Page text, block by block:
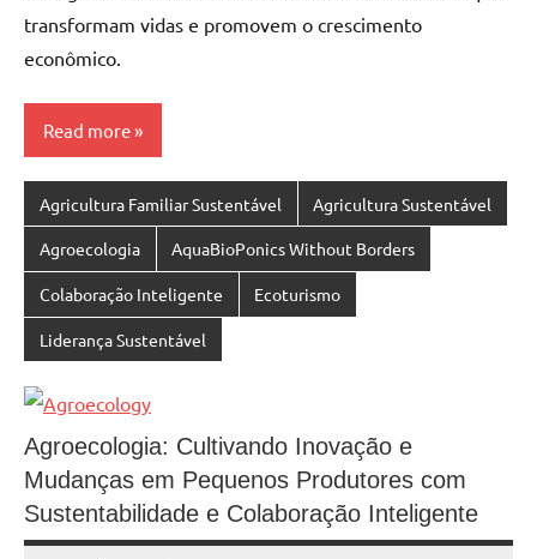
transformam vidas e promovem o crescimento
econômico.
Read more
Agricultura Familiar Sustentável Agricultura Sustentável
Agroecologia AquaBioPonics Without Borders
Colaboração Inteligente Ecoturismo
Liderança Sustentável
Agroecologia: Cultivando Inovação e
Mudanças em Pequenos Produtores com
Sustentabilidade e Colaboração Inteligente